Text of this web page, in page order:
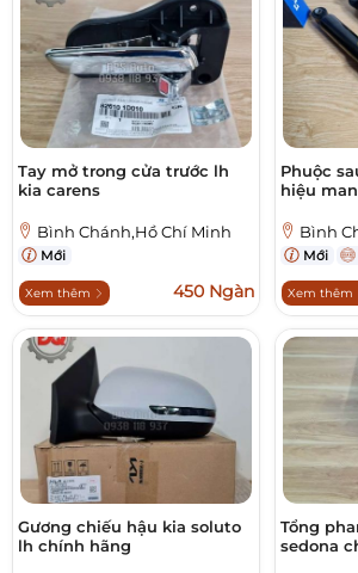
Tay mở trong cửa trước lh
kia carens
Bình Chánh,Hồ Chí Minh
Mới
Xem thêm 450 Ngàn
Phuộc
hiệu
Bình
Mới
Xem thêm
Gương chiếu hậu kia soluto
lh chính hãng
Tổng
sedona